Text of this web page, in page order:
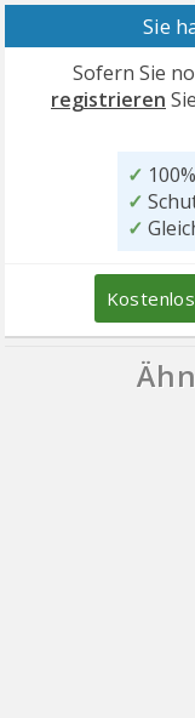
Sie
Sofern Sie
registrieren
✓
✓
✓